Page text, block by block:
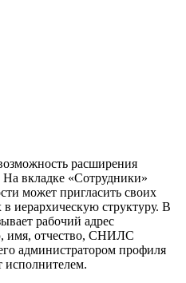
расширения
вкладке «Сотрудники»
может пригласить своих
иерархическую структуру. В
рабочий адрес
имя, отчество, СНИЛС
администратором профиля
исполнителем.